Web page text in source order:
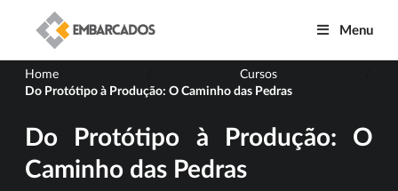
Menu
Home Cursos
Do Protótipo à Produção: O Caminho das Pedras
Do Protótipo à Produção: O
Caminho das Pedras